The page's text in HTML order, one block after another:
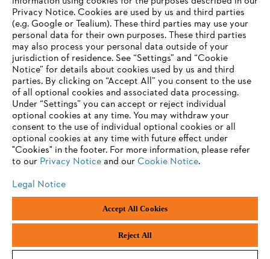
Cookie Information
ANDREAS STIHL NV, Veurtstraat 117, 2870 Puurs-Sint-Amands,
Privacy Notice. Cookies are used by us and third parties
(e.g. Google or Tealium). These third parties may use your
personal data for their own purposes. These third parties
may also process your personal data outside of your
jurisdiction of residence. See “Settings” and “Cookie
Notice” for details about cookies used by us and third
parties. By clicking on “Accept All” you consent to the use
of all optional cookies and associated data processing.
Under “Settings” you can accept or reject individual
optional cookies at any time. You may withdraw your
consent to the use of individual optional cookies or all
optional cookies at any time with future effect under
"Cookies" in the footer. For more information, please refer
to our Privacy Noticeand our Cookie Notice.
Legal Notice
Accept All Cookies
Reject All